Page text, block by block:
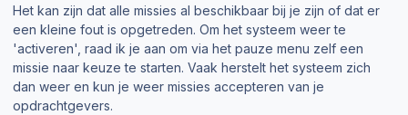
Het kan zijn dat alle missies al beschikbaar bij je zijn of dat er
een kleine fout is opgetreden. Om het systeem weer te
'activeren', raad ik je aan om via het pauze menu zelf een
missie naar keuze te starten. Vaak herstelt het systeem zich
dan weer en kun je weer missies accepteren van je
opdrachtgevers.